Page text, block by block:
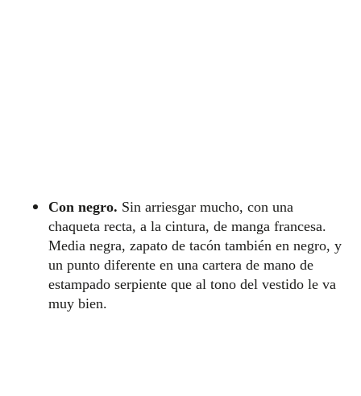
Con negro. Sin arriesgar mucho, con una
chaqueta recta, a la cintura, de manga francesa.
Media negra, zapato de tacón también en negro, y
un punto diferente en una cartera de mano de
estampado serpiente que al tono del vestido le va
muy bien.